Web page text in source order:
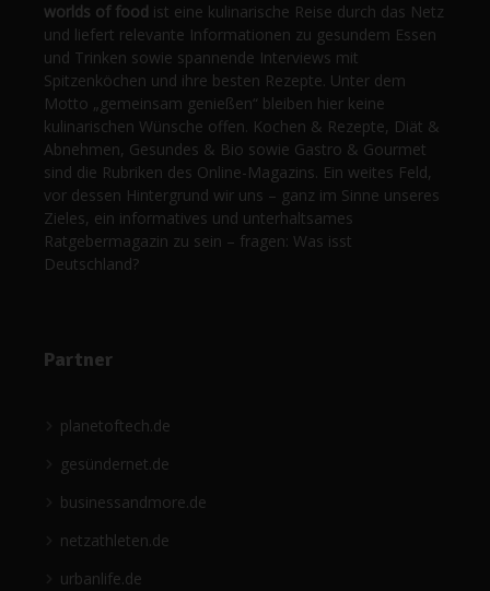
worlds of food ist eine kulinarische Reise durch das Netz
und liefert relevante Informationen zu gesundem Essen
und Trinken sowie spannende Interviews mit
Spitzenköchen und ihre besten Rezepte. Unter dem
Motto „gemeinsam genießen“ bleiben hier keine
kulinarischen Wünsche offen. Kochen & Rezepte, Diät &
Abnehmen, Gesundes & Bio sowie Gastro & Gourmet
sind die Rubriken des Online-Magazins. Ein weites Feld,
vor dessen Hintergrund wir uns – ganz im Sinne unseres
Zieles, ein informatives und unterhaltsames
Ratgebermagazin zu sein – fragen: Was isst
Deutschland?
Partner
planetoftech.de
gesündernet.de
businessandmore.de
netzathleten.de
urbanlife.de